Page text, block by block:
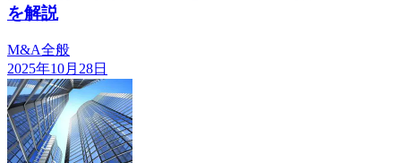
を解説
M&A全般
2025年10月28日